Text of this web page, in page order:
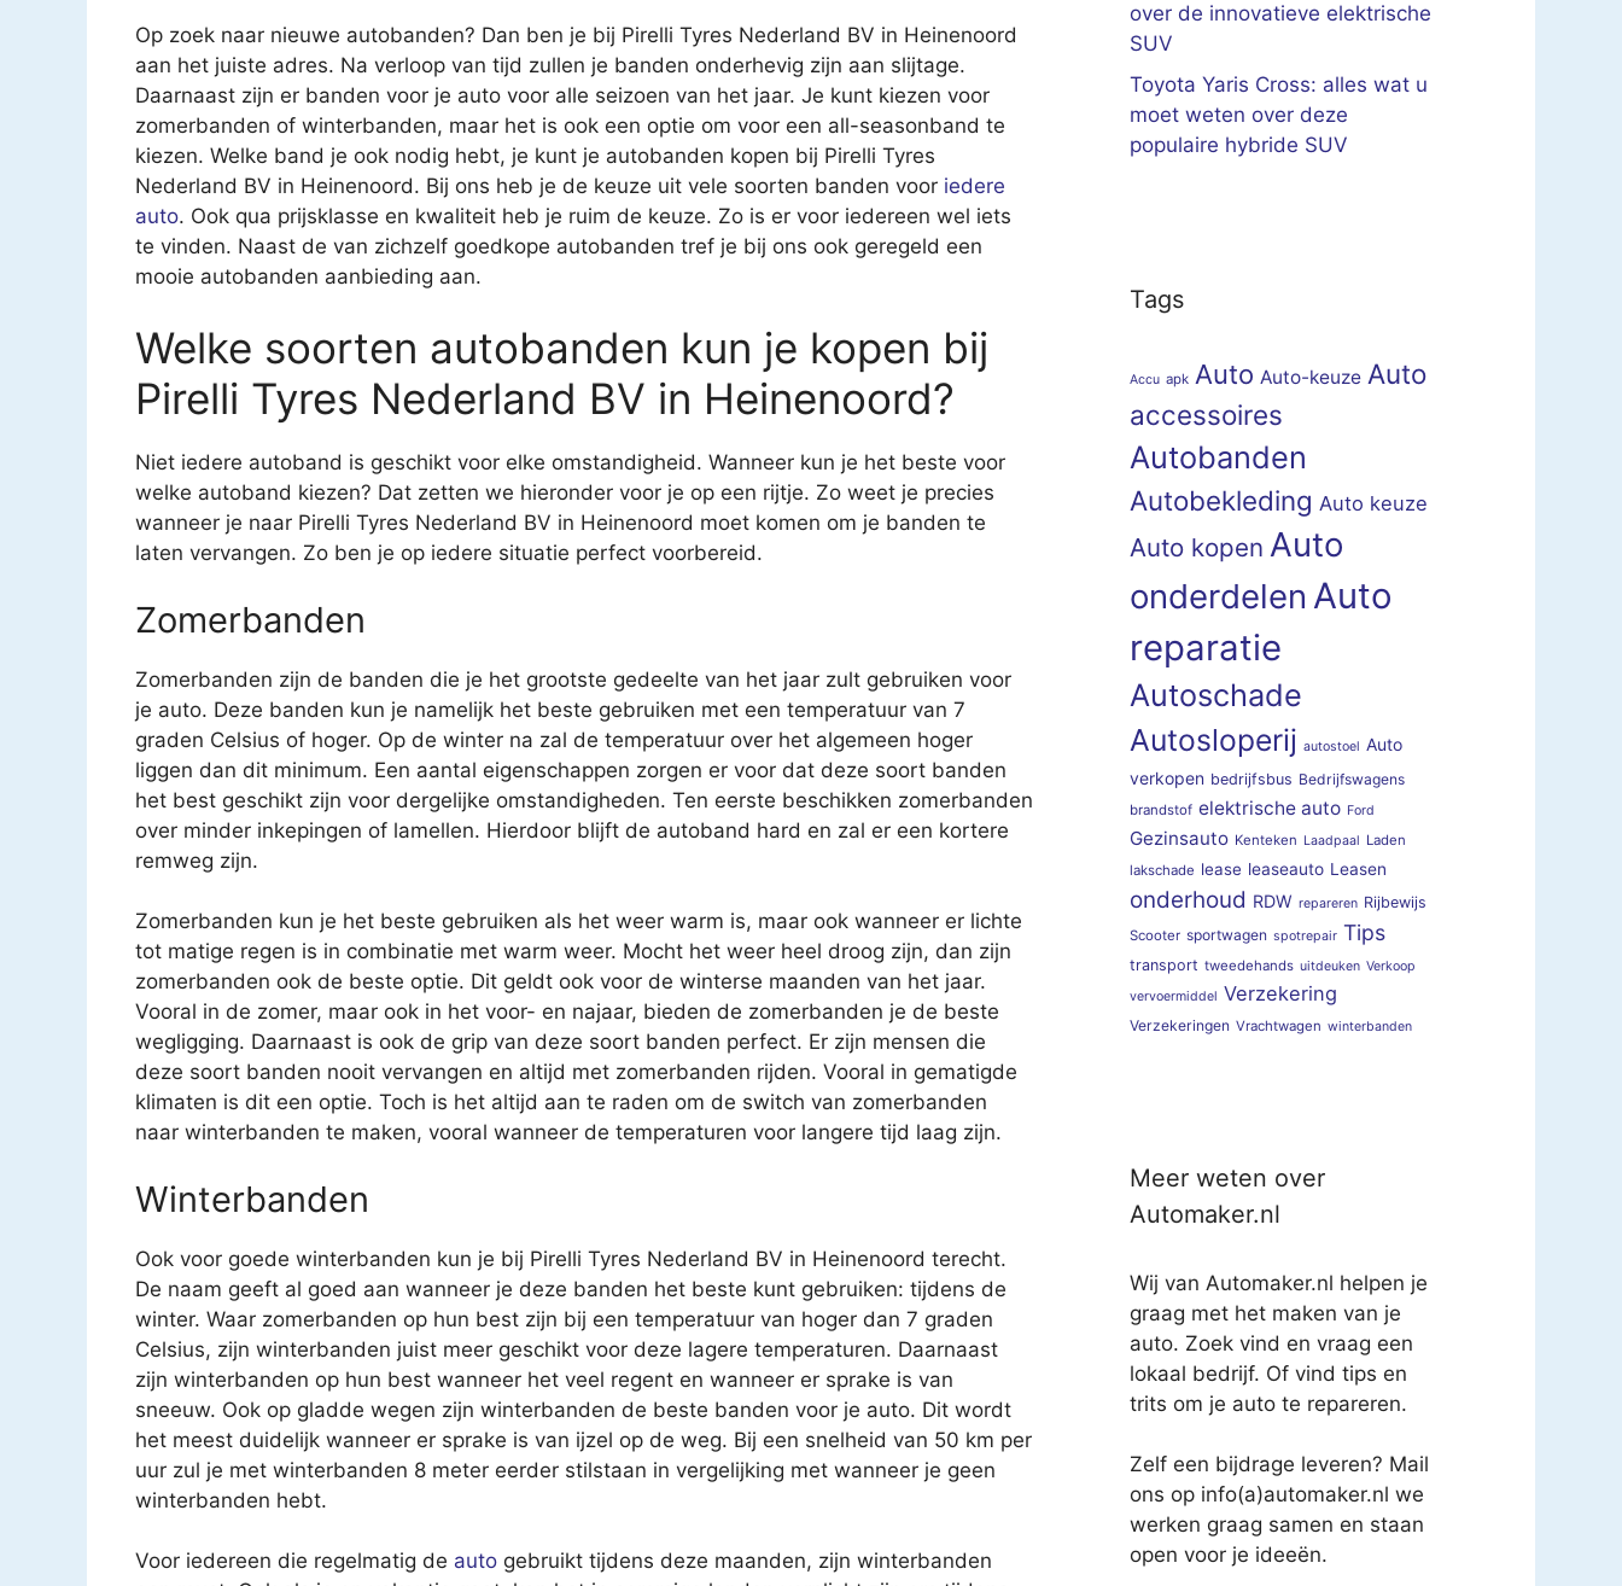
Op zoek naar nieuwe autobanden? Dan ben je bij Pirelli Tyres Nederland BV in Heinenoord
aan het juiste adres. Na verloop van tijd zullen je banden onderhevig zijn aan slijtage.
Daarnaast zijn er banden voor je auto voor alle seizoen van het jaar. Je kunt kiezen voor
zomerbanden of winterbanden, maar het is ook een optie om voor een all-seasonband te
kiezen. Welke band je ook nodig hebt, je kunt je autobanden kopen bij Pirelli Tyres
Nederland BV in Heinenoord. Bij ons heb je de keuze uit vele soorten banden voor iedere
auto. Ook qua prijsklasse en kwaliteit heb je ruim de keuze. Zo is er voor iedereen wel iets
te vinden. Naast de van zichzelf goedkope autobanden tref je bij ons ook geregeld een
mooie autobanden aanbieding aan.
Welke soorten autobanden kun je kopen bij
Pirelli Tyres Nederland BV in Heinenoord?
Niet iedere autoband is geschikt voor elke omstandigheid. Wanneer kun je het beste voor
welke autoband kiezen? Dat zetten we hieronder voor je op een rijtje. Zo weet je precies
wanneer je naar Pirelli Tyres Nederland BV in Heinenoord moet komen om je banden te
laten vervangen. Zo ben je op iedere situatie perfect voorbereid.
Zomerbanden
Zomerbanden zijn de banden die je het grootste gedeelte van het jaar zult gebruiken voor
je auto. Deze banden kun je namelijk het beste gebruiken met een temperatuur van 7
graden Celsius of hoger. Op de winter na zal de temperatuur over het algemeen hoger
liggen dan dit minimum. Een aantal eigenschappen zorgen er voor dat deze soort banden
het best geschikt zijn voor dergelijke omstandigheden. Ten eerste beschikken zomerbanden
over minder inkepingen of lamellen. Hierdoor blijft de autoband hard en zal er een kortere
remweg zijn.
Zomerbanden kun je het beste gebruiken als het weer warm is, maar ook wanneer er lichte
tot matige regen is in combinatie met warm weer. Mocht het weer heel droog zijn, dan zijn
zomerbanden ook de beste optie. Dit geldt ook voor de winterse maanden van het jaar.
Vooral in de zomer, maar ook in het voor- en najaar, bieden de zomerbanden je de beste
wegligging. Daarnaast is ook de grip van deze soort banden perfect. Er zijn mensen die
deze soort banden nooit vervangen en altijd met zomerbanden rijden. Vooral in gematigde
klimaten is dit een optie. Toch is het altijd aan te raden om de switch van zomerbanden
naar winterbanden te maken, vooral wanneer de temperaturen voor langere tijd laag zijn.
Winterbanden
Ook voor goede winterbanden kun je bij Pirelli Tyres Nederland BV in Heinenoord terecht.
De naam geeft al goed aan wanneer je deze banden het beste kunt gebruiken: tijdens de
winter. Waar zomerbanden op hun best zijn bij een temperatuur van hoger dan 7 graden
Celsius, zijn winterbanden juist meer geschikt voor deze lagere temperaturen. Daarnaast
zijn winterbanden op hun best wanneer het veel regent en wanneer er sprake is van
sneeuw. Ook op gladde wegen zijn winterbanden de beste banden voor je auto. Dit wordt
het meest duidelijk wanneer er sprake is van ijzel op de weg. Bij een snelheid van 50 km per
uur zul je met winterbanden 8 meter eerder stilstaan in vergelijking met wanneer je geen
winterbanden hebt.
Voor iedereen die regelmatig de auto gebruikt tijdens deze maanden, zijn winterbanden
over de innovatieve elektrische
SUV
Toyota Yaris Cross: alles wat u
moet weten over deze
populaire hybride SUV
Tags
Accu apk Auto Auto-keuze Auto
accessoires
Autobanden
Autobekleding Auto keuze
Auto kopen Auto
onderdelen Auto
reparatie
Autoschade
Autosloperij autostoel Auto
verkopen bedrijfsbus Bedrijfswagens
brandstof elektrische auto Ford
Gezinsauto Kenteken Laadpaal Laden
lakschade lease leaseauto Leasen
onderhoud RDW repareren Rijbewijs
Scooter sportwagen spotrepair Tips
transport tweedehands uitdeuken Verkoop
vervoermiddel Verzekering
Verzekeringen Vrachtwagen winterbanden
Meer weten over
Automaker.nl
Wij van Automaker.nl helpen je
graag met het maken van je
auto. Zoek vind en vraag een
lokaal bedrijf. Of vind tips en
trits om je auto te repareren.
Zelf een bijdrage leveren? Mail
ons op info(a)automaker.nl we
werken graag samen en staan
open voor je ideeën.